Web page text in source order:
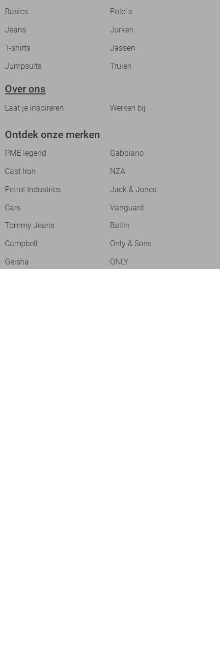
Basics
Polo`s
Jeans
Jurken
T-shirts
Jassen
Jumpsuits
Truien
Over ons
Laat je inspireren Werken bij
Ontdek onze merken
PME legend
Gabbiano
Cast Iron
NZA
Petrol Industries
Jack & Jones
Cars
Vanguard
Tommy Jeans
Ballin
Campbell
Only & Sons
Geisha
ONLY